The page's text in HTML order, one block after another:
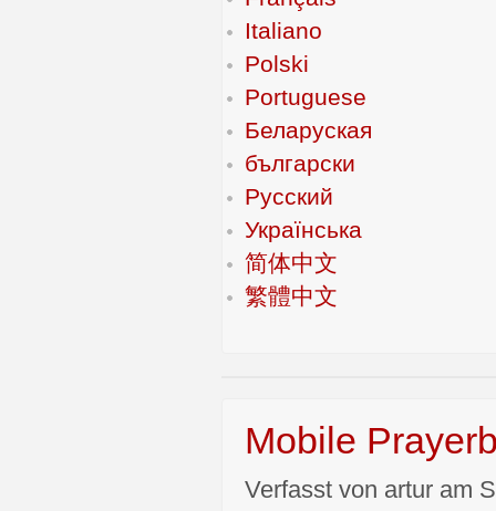
Italiano
Polski
Portuguese
Беларуская
български
Русский
Українська
简体中文
繁體中文
Mobile
Verfasst von artur am